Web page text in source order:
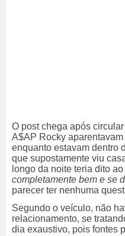
O post chega após
A$AP Rocky
enquanto estavam dentro
que supostamente viu
longo da noite teria dito ao
completamente bem e se
parecer ter nenhuma
Segundo o veículo, não
relacionamento, se
dia exaustivo, pois fontes